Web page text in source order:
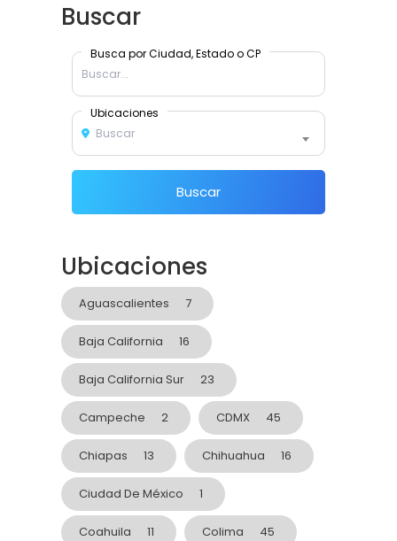
Buscar
Busca por Ciudad, Estado o CP
Ubicaciones
Buscar
Buscar
Ubicaciones
Aguascalientes 7
Baja California 16
Baja California Sur 23
Campeche 2 CDMX 45
Chiapas 13 Chihuahua 16
Ciudad De México 1
Coahuila 11 Colima 45